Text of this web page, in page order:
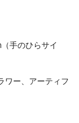
手のひらサイ
ワー、アーティフ